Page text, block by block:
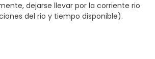
dejarse llevar por la corriente rio
del rio y tiempo disponible).